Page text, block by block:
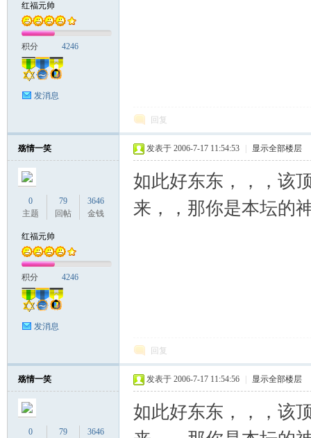
红福元帅
积分 4246
发消息
回复
殇情一笑
0
主题
79
回帖
3646
金钱
红福元帅
积分 4246
发消息
发表于 2006-7-17 11:54:53 显示全部楼层
如此好东东，，，该
来，，那你是本坛的
回复
殇情一笑
0
79
3646
发表于 2006-7-17 11:54:56 显示全部楼层
如此好东东，，，该